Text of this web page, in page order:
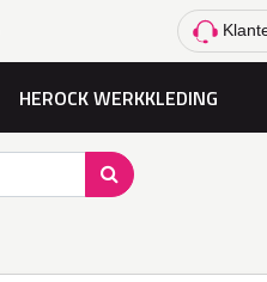
HEROCK WERKKLEDING